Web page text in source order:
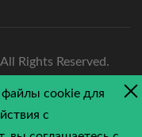
Rights Reserved.
файлы cookie для
с